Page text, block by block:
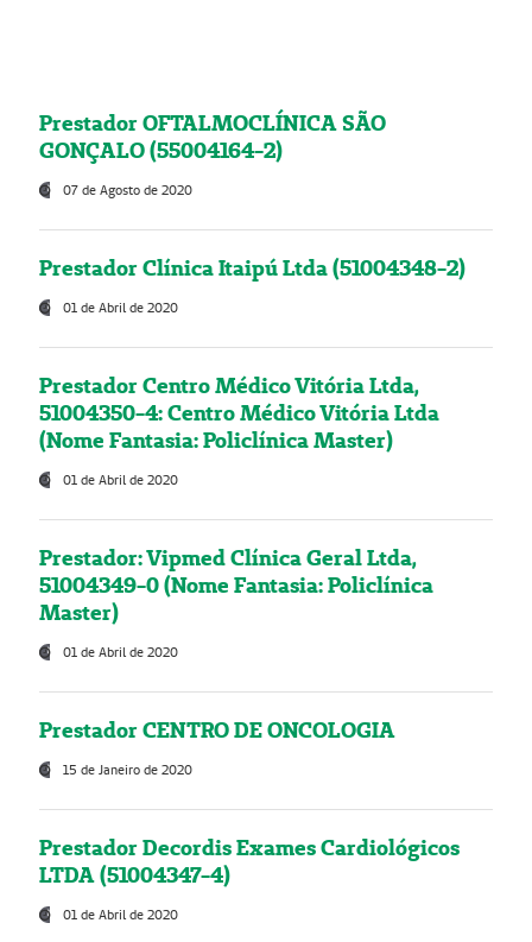
Prestador OFTALMOCLÍNICA SÃO
GONÇALO (55004164-2)
07 de Agosto de 2020
Prestador Clínica Itaipú Ltda (51004348-2)
01 de Abril de 2020
Prestador Centro Médico Vitória Ltda,
51004350-4: Centro Médico Vitória Ltda
(Nome Fantasia: Policlínica Master)
01 de Abril de 2020
Prestador: Vipmed Clínica Geral Ltda,
51004349-0 (Nome Fantasia: Policlínica
Master)
01 de Abril de 2020
Prestador CENTRO DE ONCOLOGIA
15 de Janeiro de 2020
Prestador Decordis Exames Cardiológicos
LTDA (51004347-4)
01 de Abril de 2020